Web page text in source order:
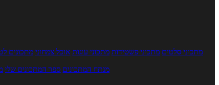
מתכוני סלטים מתכוני פשטידות מתכוני עוגות אוכל צמחוני מתכונים
מנתח המתכונים ספר המתכונים שלי